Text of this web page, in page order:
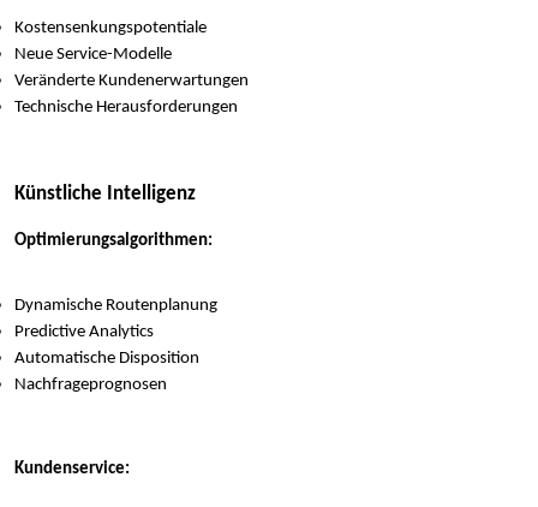
Kostensenkungspotentiale
Neue Service-Modelle
Veränderte Kundenerwartungen
Technische Herausforderungen
Künstliche Intelligenz
Optimierungsalgorithmen:
Dynamische Routenplanung
Predictive Analytics
Automatische Disposition
Nachfrageprognosen
Kundenservice: